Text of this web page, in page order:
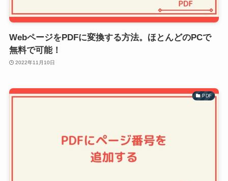
WebページをPDFに変換する方法。ほとんどのPCで
無料で可能！
2022年11月10日
PDF